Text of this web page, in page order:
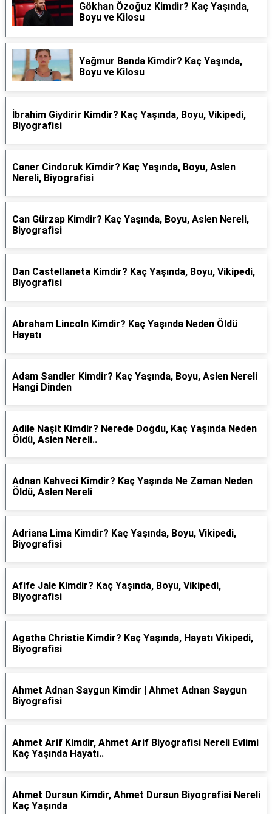
Gökhan Özoğuz Kimdir? Kaç Yaşında,
Boyu ve Kilosu
Yağmur Banda Kimdir? Kaç Yaşında,
Boyu ve Kilosu
İbrahim Giydirir Kimdir? Kaç Yaşında, Boyu, Vikipedi,
Biyografisi
Caner Cindoruk Kimdir? Kaç Yaşında, Boyu, Aslen
Nereli, Biyografisi
Can Gürzap Kimdir? Kaç Yaşında, Boyu, Aslen Nereli,
Biyografisi
Dan Castellaneta Kimdir? Kaç Yaşında, Boyu, Vikipedi,
Biyografisi
Abraham Lincoln Kimdir? Kaç Yaşında Neden Öldü
Hayatı
Adam Sandler Kimdir? Kaç Yaşında, Boyu, Aslen Nereli
Hangi Dinden
Adile Naşit Kimdir? Nerede Doğdu, Kaç Yaşında Neden
Öldü, Aslen Nereli..
Adnan Kahveci Kimdir? Kaç Yaşında Ne Zaman Neden
Öldü, Aslen Nereli
Adriana Lima Kimdir? Kaç Yaşında, Boyu, Vikipedi,
Biyografisi
Afife Jale Kimdir? Kaç Yaşında, Boyu, Vikipedi,
Biyografisi
Agatha Christie Kimdir? Kaç Yaşında, Hayatı Vikipedi,
Biyografisi
Ahmet Adnan Saygun Kimdir | Ahmet Adnan Saygun
Biyografisi
Ahmet Arif Kimdir, Ahmet Arif Biyografisi Nereli Evlimi
Kaç Yaşında Hayatı..
Ahmet Dursun Kimdir, Ahmet Dursun Biyografisi Nereli
Kaç Yaşında